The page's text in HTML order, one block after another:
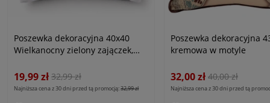
Poszewka dekoracyjna 40x40
Wielkanocny zielony zajączek,
19,99 zł 32,99 zł
Najniższa cena z 30 dni przed tą promocją:32,99 zł
Poszewka dekoracyjna
kremowa w motyle
32,00 zł 40,00 zł
Najniższa cena z 30 dni przed tą